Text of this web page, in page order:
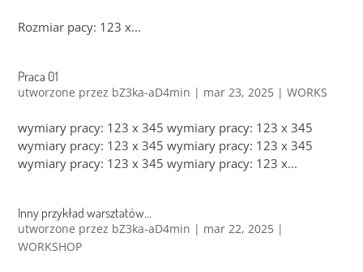
Rozmiar pacy: 123 x...
Praca 01
utworzone przez bZ3ka-aD4min | mar 23, 2025 |WORKS
wymiary pracy: 123 x 345 wymiary pracy: 123 x 345
wymiary pracy: 123 x 345 wymiary pracy: 123 x 345
wymiary pracy: 123 x 345 wymiary pracy: 123 x...
Inny przykład warsztatów…
utworzone przez bZ3ka-aD4min | mar 22, 2025 |
WORKSHOP